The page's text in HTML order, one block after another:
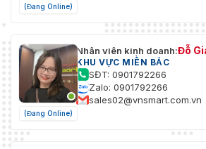
(Đang Online)
(Đang Online)
Nhân viên kinh doanh:Đỗ
KHU VỰC MIỀN BẮC
SĐT: 0901792266
Zalo: 0901792266
sales02@vnsmart.com.vn